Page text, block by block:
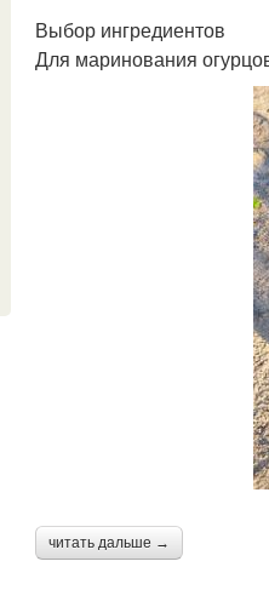
Огурцы с необычным
Битые огурцы
Выбор ингредиентов
Для маринования
читать дальше →